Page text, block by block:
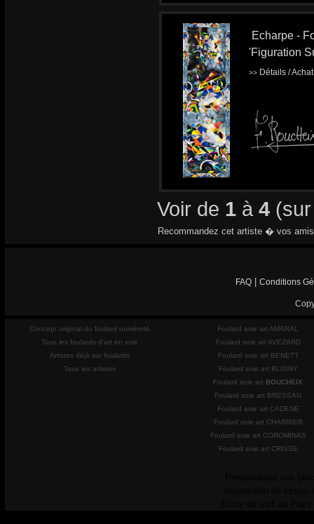
Echarpe -
'Figuration
>> Détails /
Voir de 1 à 4
Recommandez cet artiste � vos
FAQ Conditions
Concept original du foulard numéroté
Tous les foulards d'art en soie
Artistes déjà sur foulards
Tous les artistes
Foulard soie art AMARAL
Foulard soie art AVEZARD
Foulard soie art BENETT
Foulard soie art BLIGNY
Foulard soie art BOUCHEIX
Foulard soie art BRESSAN
Foulard soie art CADENE
Foulard soie art CHARRIER
Foulard soie art COROMINAS
Foulard soie art CRISSE